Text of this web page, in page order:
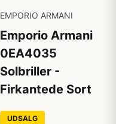
EMPORIO ARMANI
Emporio Armani
0EA4035
Solbriller -
Firkantede Sort
UDSALG